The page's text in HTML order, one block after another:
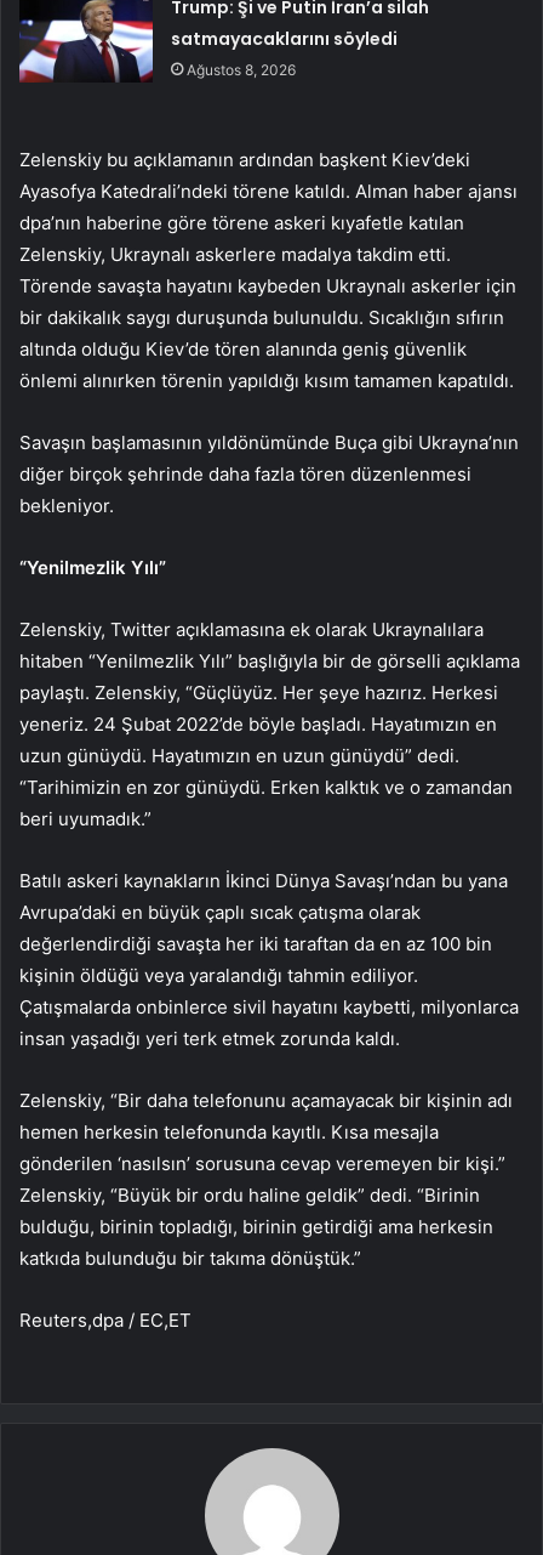
Trump: Şi ve Putin İran’a silah
satmayacaklarını söyledi
Ağustos 8, 2026
Zelenskiy bu açıklamanın ardından başkent Kiev’deki
Ayasofya Katedrali’ndeki törene katıldı. Alman haber ajansı
dpa’nın haberine göre törene askeri kıyafetle katılan
Zelenskiy, Ukraynalı askerlere madalya takdim etti.
Törende savaşta hayatını kaybeden Ukraynalı askerler için
bir dakikalık saygı duruşunda bulunuldu. Sıcaklığın sıfırın
altında olduğu Kiev’de tören alanında geniş güvenlik
önlemi alınırken törenin yapıldığı kısım tamamen kapatıldı.
Savaşın başlamasının yıldönümünde Buça gibi Ukrayna’nın
diğer birçok şehrinde daha fazla tören düzenlenmesi
bekleniyor.
“Yenilmezlik Yılı”
Zelenskiy, Twitter açıklamasına ek olarak Ukraynalılara
hitaben “Yenilmezlik Yılı” başlığıyla bir de görselli açıklama
paylaştı. Zelenskiy, “Güçlüyüz. Her şeye hazırız. Herkesi
yeneriz. 24 Şubat 2022’de böyle başladı. Hayatımızın en
uzun günüydü. Hayatımızın en uzun günüydü” dedi.
“Tarihimizin en zor günüydü. Erken kalktık ve o zamandan
beri uyumadık.”
Batılı askeri kaynakların İkinci Dünya Savaşı’ndan bu yana
Avrupa’daki en büyük çaplı sıcak çatışma olarak
değerlendirdiği savaşta her iki taraftan da en az 100 bin
kişinin öldüğü veya yaralandığı tahmin ediliyor.
Çatışmalarda onbinlerce sivil hayatını kaybetti, milyonlarca
insan yaşadığı yeri terk etmek zorunda kaldı.
Zelenskiy, “Bir daha telefonunu açamayacak bir kişinin adı
hemen herkesin telefonunda kayıtlı. Kısa mesajla
gönderilen ‘nasılsın’ sorusuna cevap veremeyen bir kişi.”
Zelenskiy, “Büyük bir ordu haline geldik” dedi. “Birinin
bulduğu, birinin topladığı, birinin getirdiği ama herkesin
katkıda bulunduğu bir takıma dönüştük.”
Reuters,dpa / EC,ET